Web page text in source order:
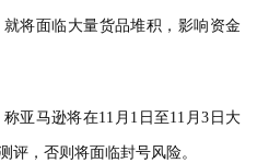
将面临大量货品堆积，影响资金
亚马逊将在11月1日至11月3日大
评，否则将面临封号风险。